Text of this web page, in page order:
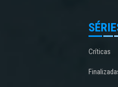
Críticas